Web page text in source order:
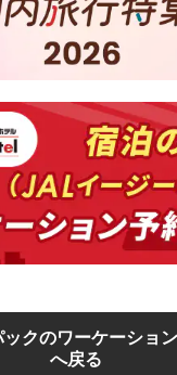
ックのワーケーショ
へ戻る